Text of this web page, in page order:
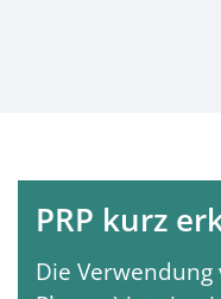
PRP kurz
Die Verwendung